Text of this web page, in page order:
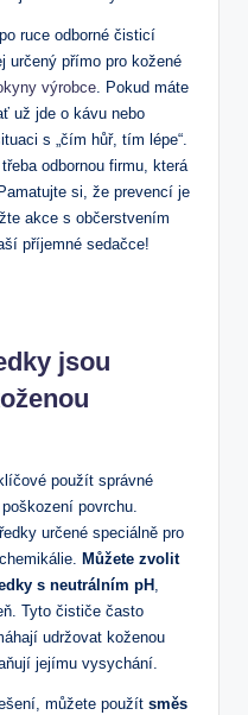
ruce odborné čisticí
určený přímo pro kožené
výrobce. Pokud máte
už jde o kávu nebo
s „čím hůř, tím lépe“.
odbornou firmu, která
si, že prevencí je
akce s občerstvením
příjemné sedačce!
jsou
použít správné
povrchu.
určené speciálně pro
Můžete zvolit
s neutrálním pH ,
Tyto čističe často
udržovat koženou
jejímu vysychání.
můžete použít směs